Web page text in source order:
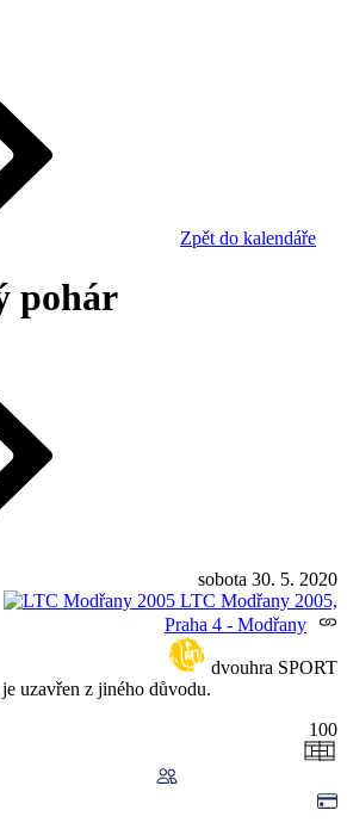
Zpět do kalendáře
pohár
sobota 30. 5. 2020
LTC Modřany 2005,
Praha 4 - Modřany
dvouhra SPORT
uzavřen z jiného důvodu.
100